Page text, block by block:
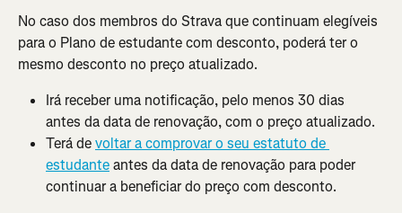
No caso dos membros do Strava que continuam elegíveis
para o Plano de estudante com desconto, poderá ter o
mesmo desconto no preço atualizado.
Irá receber uma notificação, pelo menos 30 dias
antes da data de renovação, com o preço atualizado.
Terá de voltar a comprovar o seu estatuto de
estudante antes da data de renovação para poder
continuar a beneficiar do preço com desconto.